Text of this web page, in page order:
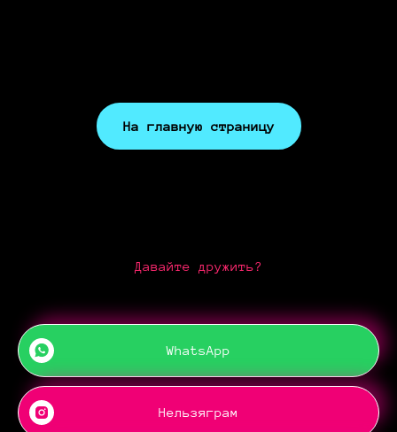
На главную страницу
Давайте дружить?
WhatsApp
Нельзяграм